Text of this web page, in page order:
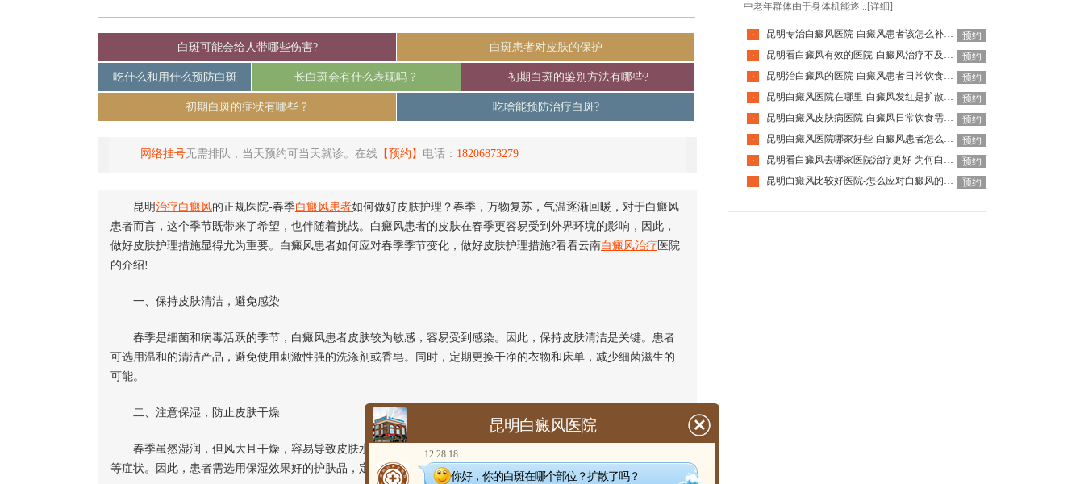
白斑可能会给人带哪些伤害? 白斑患者对皮肤的保护
吃什么和用什么预防白斑 长白斑会有什么表现吗？ 初期白斑的鉴别方法有哪些?
初期白斑的症状有哪些？ 吃啥能预防治疗白斑?
网络挂号无需排队，当天预约可当天就诊。在线 【预约】 电话： 18206873279
昆明治疗白癜风的正规医院-春季白癜风患者如何做好皮肤护理？春季，万物复苏，气温逐渐回暖，对于白癜风
患者而言，这个季节既带来了希望，也伴随着挑战。白癜风患者的皮肤在春季更容易受到外界环境的影响，因此，
做好皮肤护理措施显得尤为重要。白癜风患者如何应对春季季节变化，做好皮肤护理措施?看看云南白癜风治疗 医院
的介绍!
一、保持皮肤清洁，避免感染
春季是细菌和病毒活跃的季节，白癜风患者皮肤较为敏感，容易受到感染。因此，保持皮肤清洁是关键。患者
可选用温和的清洁产品，避免使用刺激性强的洗涤剂或香皂。同时，定期更换干净的衣物和床单，减少细菌滋生的
可能。
二、注意保湿，防止皮肤干燥
春季虽然湿润，但风大且干燥，容易导致皮肤水分流失。白癜风患者皮肤本身较为干燥，更易出现脱皮、瘙痒
等症状。因此，患者需选用保湿效果好的护肤品，定期涂抹，以保持皮肤水润。
中老年群体由于身体机能逐... [详细]
· 昆明专治白癜风医院-白癜风患者该怎么补充营养呢
预约
·
昆明看白癜风有效的医院-白癜风治疗不及时有哪些危害呢
预约
·
昆明治白癜风的医院-白癜风患者日常饮食应该注意哪些
预约
·
昆明白癜风医院在哪里-白癜风发红是扩散的征兆吗
预约
·
昆明白癜风皮肤病医院-白癜风日常饮食需注意什么呢
预约
·
昆明白癜风医院哪家好些-白癜风患者怎么预防过度疲劳
预约
·
昆明看白癜风去哪家医院治疗更好-为何白癜风会复发
预约
·
昆明白癜风比较好医院-怎么应对白癜风的复发 预约
昆明白癜风医院
12:28:18
你好，你的白斑在哪个部位？扩散了吗？